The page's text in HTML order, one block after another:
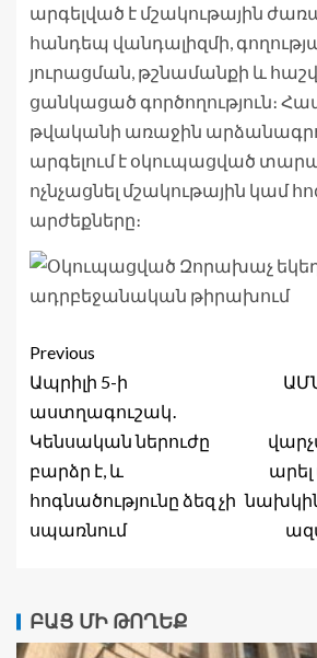
արգելված է մշակութային
հանդեպ վանդալիզմի,
յուրացման, թշնամանքի և
ցանկացած գործողություն։
թվականի առաջին
արգելում է օկուպացված
ոչնչացնել մշակութային կամ
արժեքները։
Previous
Ապրիլի 5-ի
աստղագուշակ․
Կենսական ներուժը
բարձր է, և
հոգնածությունը ձեզ չի
սպառնում
ԲԱՑ ՄԻ ԹՈՂԵՔ